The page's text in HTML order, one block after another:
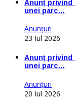
Anunț privind
unei parc…
Anunţuri
23 Iul 2026
Anunț privind
unei parc…
Anunţuri
20 Iul 2026